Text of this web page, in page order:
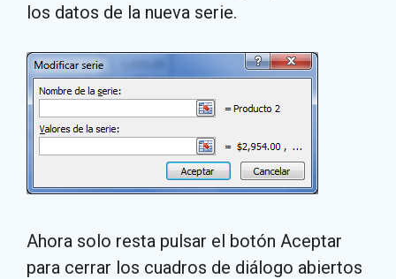
los datos de la nueva serie.
Ahora solo resta pulsar el botón Aceptar
para cerrar los cuadros de diálogo abiertos